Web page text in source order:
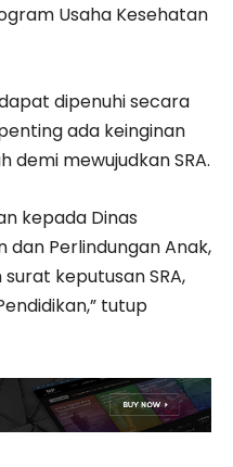
Usaha Kesehatan
dipenuhi secara
ada keinginan
demi mewujudkan SRA.
kepada Dinas
Perlindungan Anak,
keputusan SRA,
tutup